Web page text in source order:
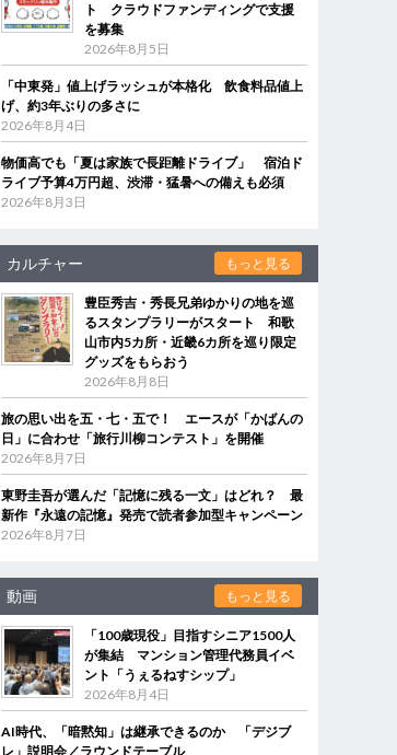
ト クラウドファンディングで支援
を募集
2026年8月5日
「中東発」値上げラッシュが本格化 飲食料品値上
げ、約3年ぶりの多さに
2026年8月4日
物価高でも「夏は家族で長距離ドライブ」 宿泊ド
ライブ予算4万円超、渋滞・猛暑への備えも必須
2026年8月3日
カルチャー もっと見る
豊臣秀吉・秀長兄弟ゆかりの地を巡
るスタンプラリーがスタート 和歌
山市内5カ所・近畿6カ所を巡り限定
グッズをもらおう
2026年8月8日
旅の思い出を五・七・五で！ エースが「かばんの
日」に合わせ「旅行川柳コンテスト」を開催
2026年8月7日
東野圭吾が選んだ「記憶に残る一文」はどれ？ 最
新作『永遠の記憶』発売で読者参加型キャンペーン
2026年8月7日
動画 もっと見る
「100歳現役」目指すシニア1500人
が集結 マンション管理代務員イベ
ント「うぇるねすシップ」
2026年8月4日
AI時代、「暗黙知」は継承できるのか 「デジブ
レ」説明会／ラウンドテーブル